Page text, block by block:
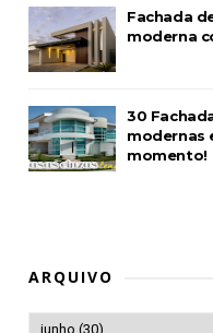
Fachada
moderna
30
modernas
momento!
ARQUIVO